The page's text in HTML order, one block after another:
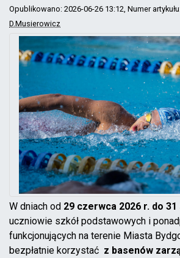
Opublikowano: 2026-06-26 13:12, Numer
D.Musierowicz
W dniach od 29 czerwca 2026 r. do
uczniowie szkół podstawowych i
funkcjonujących na terenie Miasta
bezpłatnie korzystać z basenów